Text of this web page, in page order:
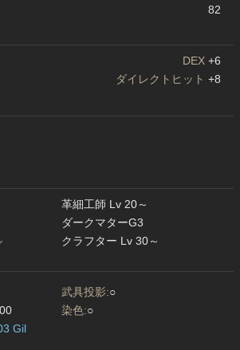
82
DEX +6
ダイレクトヒット +8
革細工師 Lv 20～
ダークマターG3
クラフター Lv 30～
武具投影:○
染色:○
Gil